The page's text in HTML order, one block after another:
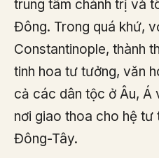
trung tâm chánh trị và
Đông. Trong quá khứ,
Constantinople, thành
tinh hoa tư tưởng, văn
cả các dân tộc ở Âu, Á
nơi giao thoa cho hệ tư
Đông-Tây.